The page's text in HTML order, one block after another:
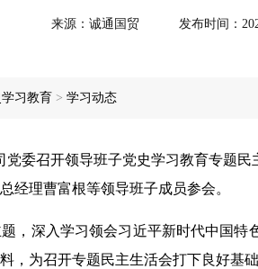
来源： 诚通国贸 发布时间：
习教育 > 学习动态
召开领导班子党史学习教育专题民
经理曹富根等领导班子成员参会。
深入学习领会习近平新时代中国特
，为召开专题民主生活会打下良好基础